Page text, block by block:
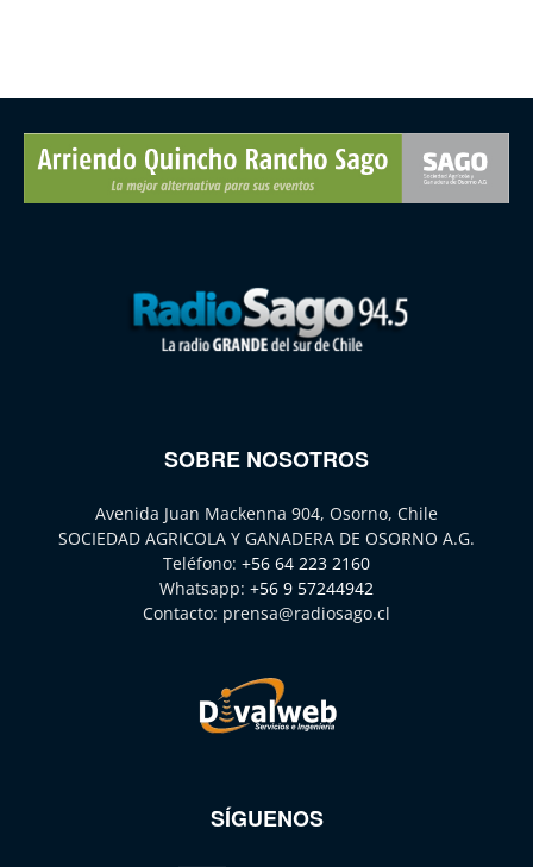
SOBRE NOSOTROS
Avenida Juan Mackenna 904, Osorno, Chile
SOCIEDAD AGRICOLA Y GANADERA DE OSORNO A.G.
Teléfono: +56 64 223 2160
Whatsapp: +56 9 57244942
Contacto: prensa@radiosago.cl
SÍGUENOS